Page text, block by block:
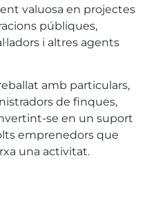
valuosa en projectes
públiques,
i altres agents
amb particulars,
de finques,
se en un suport
emprenedors que
una activitat.